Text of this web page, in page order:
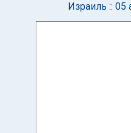
Израиль :: 05